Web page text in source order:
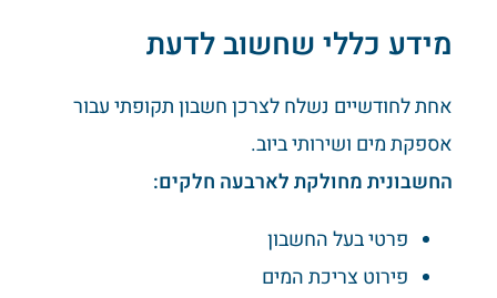
מידע כללי שחשוב לדעת
אחת לחודשיים נשלח לצרכן חשבון תקופתי עבור
אספקת מים ושירותי ביוב.
החשבונית מחולקת לארבעה חלקים:
פרטי בעל החשבון
פירוט צריכת המים